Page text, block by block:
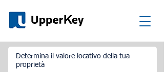
Determina il valore locativo della tua
proprietà